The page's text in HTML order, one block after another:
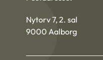
Nytorv 7, 2. sal
9000 Aalborg